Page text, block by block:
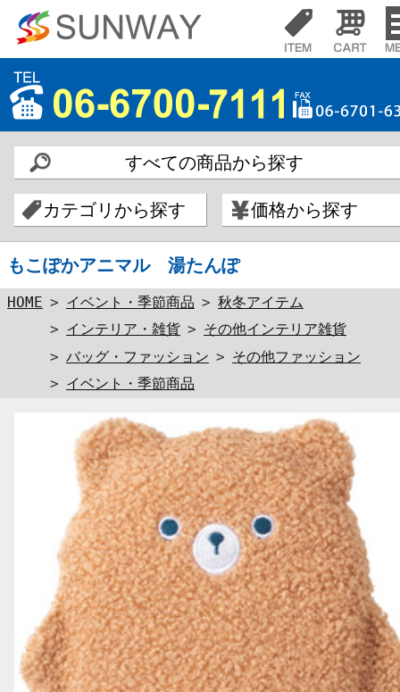
すべての商品から探す
カテゴリから探す 価格から探す
もこぽかアニマル 湯たんぽ
HOME > イベント・季節商品 > 秋冬アイテム
> インテリア・雑貨 > その他インテリア雑貨
> バッグ・ファッション > その他ファッション
> イベント・季節商品